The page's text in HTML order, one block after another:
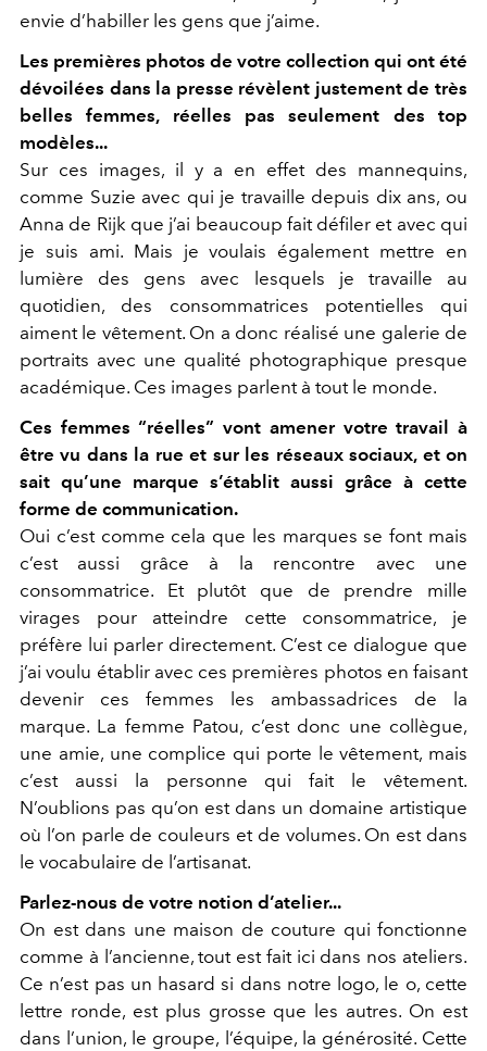
envie d’habiller les gens que j’aime.
Les premières photos de votre collection qui ont été
dévoilées dans la presse révèlent justement de très
belles femmes, réelles pas seulement des top
modèles...
Sur ces images, il y a en effet des mannequins,
comme Suzie avec qui je travaille depuis dix ans, ou
Anna de Rijk que j’ai beaucoup fait défiler et avec qui
je suis ami. Mais je voulais également mettre en
lumière des gens avec lesquels je travaille au
quotidien, des consommatrices potentielles qui
aiment le vêtement. On a donc réalisé une galerie de
portraits avec une qualité photographique presque
académique. Ces images parlent à tout le monde.
Ces femmes “réelles” vont amener votre travail à
être vu dans la rue et sur les réseaux sociaux, et on
sait qu’une marque s’établit aussi grâce à cette
forme de communication.
Oui c’est comme cela que les marques se font mais
c’est aussi grâce à la rencontre avec une
consommatrice. Et plutôt que de prendre mille
virages pour atteindre cette consommatrice, je
préfère lui parler directement. C’est ce dialogue que
j’ai voulu établir avec ces premières photos en faisant
devenir ces femmes les ambassadrices de la
marque. La femme Patou, c’est donc une collègue,
une amie, une complice qui porte le vêtement, mais
c’est aussi la personne qui fait le vêtement.
N’oublions pas qu’on est dans un domaine artistique
où l’on parle de couleurs et de volumes. On est dans
le vocabulaire de l’artisanat.
Parlez-nous de votre notion d’atelier...
On est dans une maison de couture qui fonctionne
comme à l’ancienne, tout est fait ici dans nos ateliers.
Ce n’est pas un hasard si dans notre logo, le o, cette
lettre ronde, est plus grosse que les autres. On est
dans l’union, le groupe, l’équipe, la générosité. Cette